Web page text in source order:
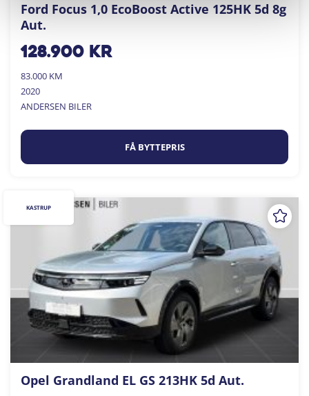
Ford Focus 1,0 EcoBoost Active 125HK 5d 8g
Aut.
128.900kr
83.000 KM
2020
ANDERSEN BILER
FÅ BYTTEPRIS
Opel Grandland EL GS 213HK 5d Aut.
KASTRUP